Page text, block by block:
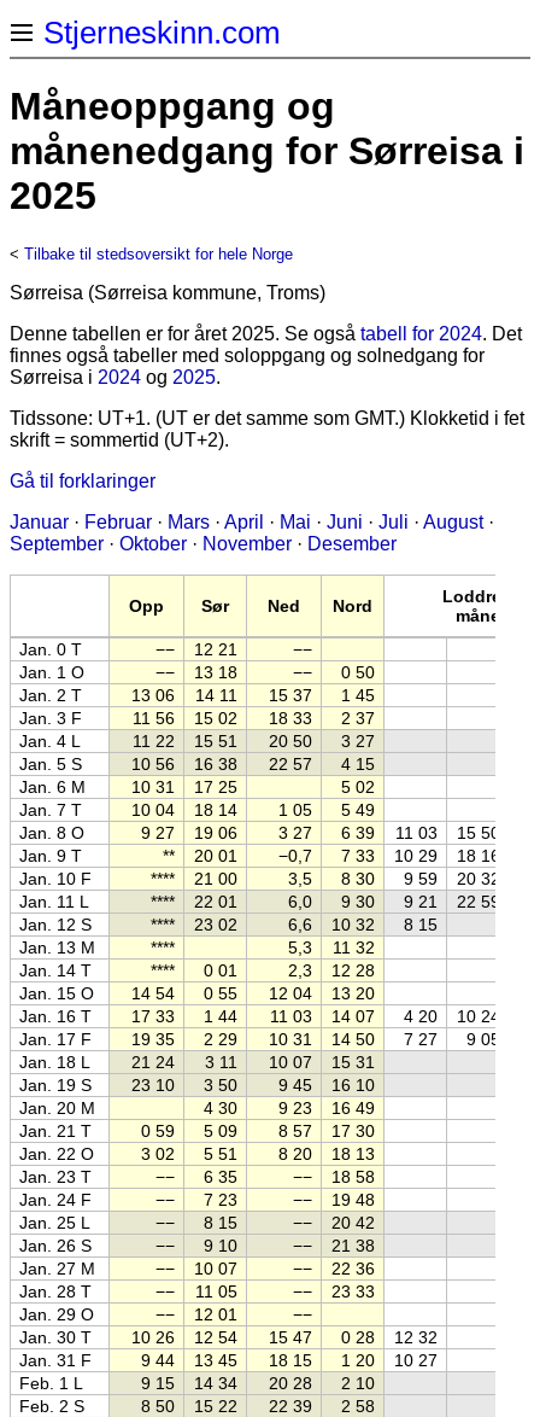
Stjerneskinn.com
Måneoppgang og
månenedgang for Sørreisa i
2025
< Tilbake til stedsoversikt for hele Norge
Sørreisa (Sørreisa kommune, Troms)
Denne tabellen er for året 2025. Se også tabell for 2024. Det
finnes også tabeller med soloppgang og solnedgang for
Sørreisa i 2024 og 2025.
Tidssone: UT+1. (UT er det samme som GMT.) Klokketid i fet
skrift = sommertid (UT+2).
Gå til forklaringer
Januar · Februar · Mars · April · Mai · Juni · Juli · August·
September · Oktober · November · Desember
Opp Sør Ned Nord
Loddrett
måne
Jan. 0 T
−− 12 21
−−
Jan. 1 O
−− 13 18 −−
0 50
Jan. 2 T
13 06 14 11 15 37
1 45
Jan. 3 F
11 56 15 02 18 33
2 37
Jan. 4 L
11 22 15 51 20 50
3 27
Jan. 5 S
10 56 16 38 22 57
4 15
Jan. 6 M
10 31 17 25
5 02
Jan. 7 T
10 04 18 14 1 05
5 49
Jan. 8 O
9 27 19 06 3 27 6 39 11 03
15 50
Jan. 9 T
** 20 01 −0,7 7 33 10 29
18 16
Jan. 10 F
**** 21 00 3,5 8 30 9 59
20 32
Jan. 11 L
**** 22 01 6,0 9 30 9 21
22 59
Jan. 12 S
**** 23 02 6,6 10 32
8 15
Jan. 13 M
**** 5,3
11 32
Jan. 14 T
**** 0 01 2,3
12 28
Jan. 15 O
14 54 0 55 12 04
13 20
Jan. 16 T
17 33 1 44 11 03 14 07 4 20
10 24
Jan. 17 F
19 35 2 29 10 31 14 50 7 27
9 05
Jan. 18 L
21 24 3 11 10 07
15 31
Jan. 19 S
23 10 3 50 9 45
16 10
Jan. 20 M
4 30 9 23
16 49
Jan. 21 T
0 59 5 09 8 57
17 30
Jan. 22 O
3 02 5 51 8 20
18 13
Jan. 23 T
−− 6 35 −−
18 58
Jan. 24 F
−− 7 23 −−
19 48
Jan. 25 L
−− 8 15 −−
20 42
Jan. 26 S
−− 9 10 −−
21 38
Jan. 27 M
−− 10 07 −−
22 36
Jan. 28 T
−− 11 05 −−
23 33
Jan. 29 O
−− 12 01
−−
Jan. 30 T
10 26 12 54 15 47 0 28
12 32
Jan. 31 F
9 44 13 45 18 15 1 20
10 27
Feb. 1 L
9 15 14 34 20 28
2 10
Feb. 2 S
8 50 15 22 22 39
2 58